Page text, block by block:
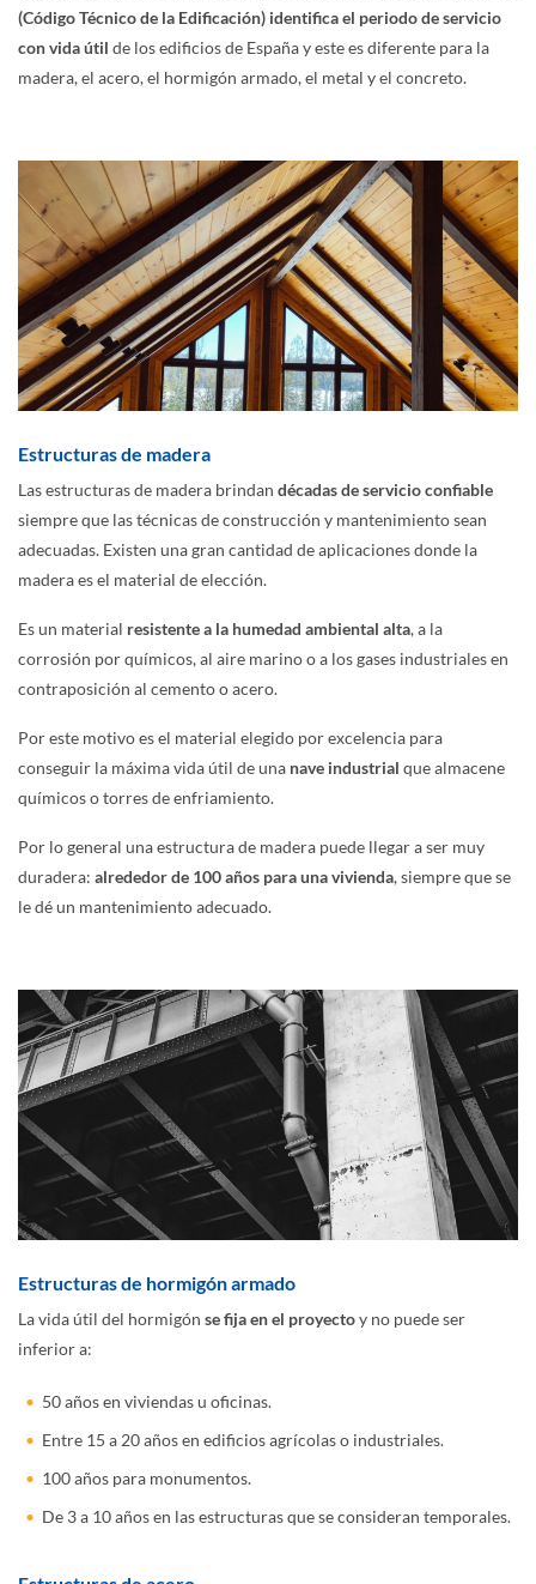
(Código Técnico de la Edificación) identifica el periodo de servicio
con vida útil de los edificios de España y este es diferente para la
madera, el acero, el hormigón armado, el metal y el concreto.
Estructuras de madera
Las estructuras de madera brindan décadas de servicio confiable
siempre que las técnicas de construcción y mantenimiento sean
adecuadas. Existen una gran cantidad de aplicaciones donde la
madera es el material de elección.
Es un material resistente a la humedad ambiental alta, a la
corrosión por químicos, al aire marino o a los gases industriales en
contraposición al cemento o acero.
Por este motivo es el material elegido por excelencia para
conseguir la máxima vida útil de una nave industrial que almacene
químicos o torres de enfriamiento.
Por lo general una estructura de madera puede llegar a ser muy
duradera: alrededor de 100 años para una vivienda, siempre que se
le dé un mantenimiento adecuado.
Estructuras de hormigón armado
La vida útil del hormigón se fija en el proyectoy no puede ser
inferior a:
50 años en viviendas u oficinas.
Entre 15 a 20 años en edificios agrícolas o industriales.
100 años para monumentos.
De 3 a 10 años en las estructuras que se consideran temporales.